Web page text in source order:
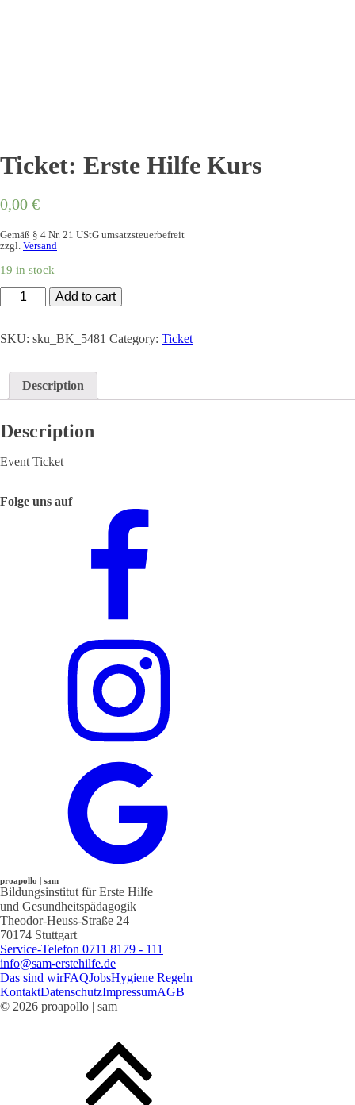
Ticket: Erste Hilfe Kurs
0,00 €
Gemäß § 4 Nr. 21 UStG umsatzsteuerbefreit
zzgl. Versand
19 in stock
Ticket:
Erste
Kurs
Add to cart
SKU: sku_BK_5481 Category: Ticket
Description
Description
Event Ticket
Folge uns auf
proapollo | sam
Bildungsinstitut für Erste Hilfe
und Gesundheitspädagogik
Theodor-Heuss-Straße 24
70174 Stuttgart
Service-Telefon 0711 8179 - 111
info@sam-erstehilfe.de
Das sind wirFAQJobsHygiene Regeln
KontaktDatenschutzImpressumAGB
© 2026 proapollo | sam